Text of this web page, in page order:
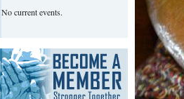
No current events.